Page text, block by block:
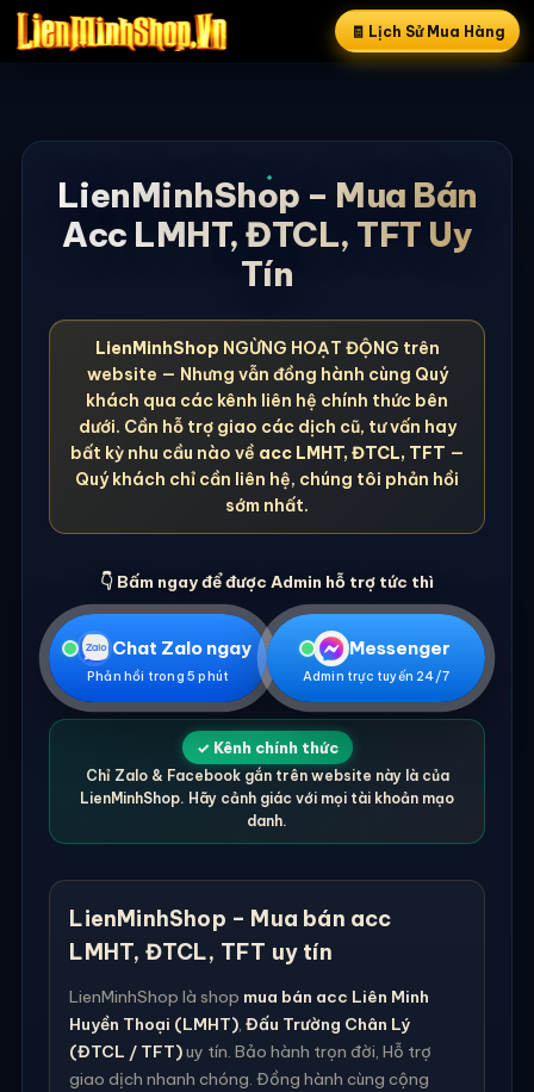
🧾 Lịch Sử Mua Hàng
LienMinhShop – Mua Bán
Acc LMHT, ĐTCL, TFT Uy
Tín
LienMinhShop NGỪNG HOẠT ĐỘNG trên
website — Nhưng vẫn đồng hành cùng Quý
khách qua các kênh liên hệ chính thức bên
dưới. Cần hỗ trợ giao các dịch cũ, tư vấn hay
bất kỳ nhu cầu nào về acc LMHT, ĐTCL, TFT —
Quý khách chỉ cần liên hệ, chúng tôi phản hồi
sớm nhất.
👇 Bấm ngay để được Admin hỗ trợ tức thì
Chat Zalo ngay
Phản hồi trong 5 phút
Messenger
Admin trực tuyến 24/7
✓ Kênh chính thức
Chỉ Zalo & Facebook gắn trên website này là của
LienMinhShop. Hãy cảnh giác với mọi tài khoản mạo
danh.
LienMinhShop – Mua bán acc
LMHT, ĐTCL, TFT uy tín
LienMinhShop là shop mua bán acc Liên Minh
Huyền Thoại (LMHT),Đấu Trường Chân Lý
(ĐTCL / TFT)uy tín. Bảo hành trọn đời, Hỗ trợ
giao dịch nhanh chóng. Đồng hành cùng cộng